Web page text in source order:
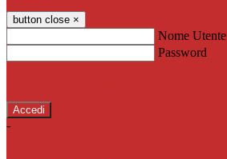
button close ×
Nome Utente
Password
-